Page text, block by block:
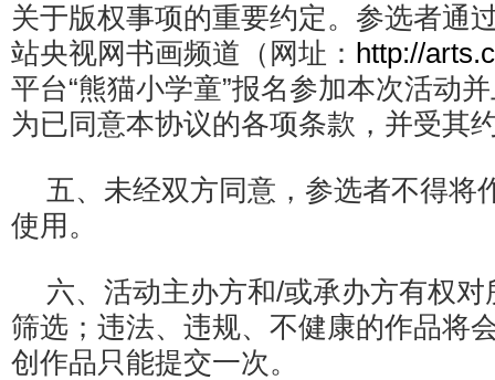
关于版权事项的重要约定。参选者通
站央视网书画频道（网址： http://
平台“熊猫小学童”报名参加本次活动
为已同意本协议的各项条款，并受其
五、未经双方同意，参选者不得将
使用。
六、活动主办方和/或承办方有权
筛选；违法、违规、不健康的作品将
创作品只能提交一次。